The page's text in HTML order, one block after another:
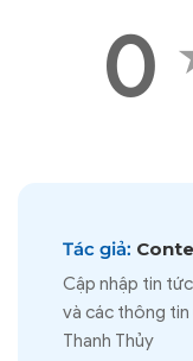
0
Tác giả:
Cập nhập tin
và các thông tin
Thanh Thủy